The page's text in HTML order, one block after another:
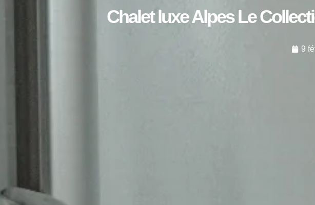
Chalet luxe Alpes Le
9